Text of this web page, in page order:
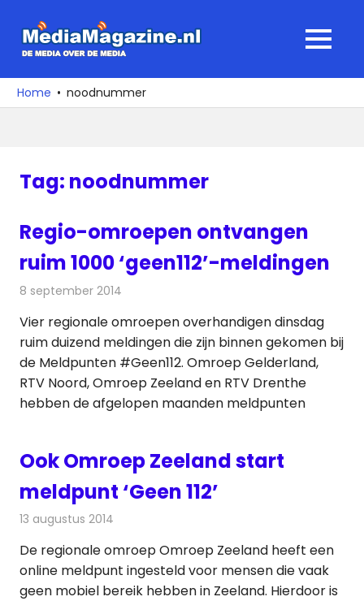
naar
media
over
MENU
Home noodnummer
Tag: noodnummer
Regio-omroepen ontvangen
ruim 1000 ‘geen112’-meldingen
8 september 2014
Vier regionale omroepen overhandigen dinsdag
ruim duizend meldingen die zijn binnen gekomen bij
de Meldpunten #Geen112. Omroep Gelderland,
RTV Noord, Omroep Zeeland en RTV Drenthe
hebben de afgelopen maanden meldpunten
Ook Omroep Zeeland start
meldpunt ‘Geen 112’
13 augustus 2014
De regionale omroep Omroep Zeeland heeft een
online meldpunt ingesteld voor mensen die vaak
geen mobiel bereik hebben in Zeeland. Hierdoor is